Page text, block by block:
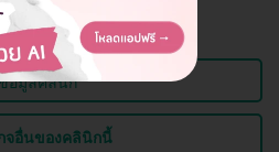
อมูลคลินิก
จอื่นของคลินิกนี้